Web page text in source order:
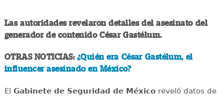
Las autoridades revelaron detalles del asesinato del
generador de contenido César Gastélum.
OTRAS NOTICIAS: ¿Quién era César Gastélum, el
influencer asesinado en México?
El Gabinete de Seguridad de Méxicoreveló datos de